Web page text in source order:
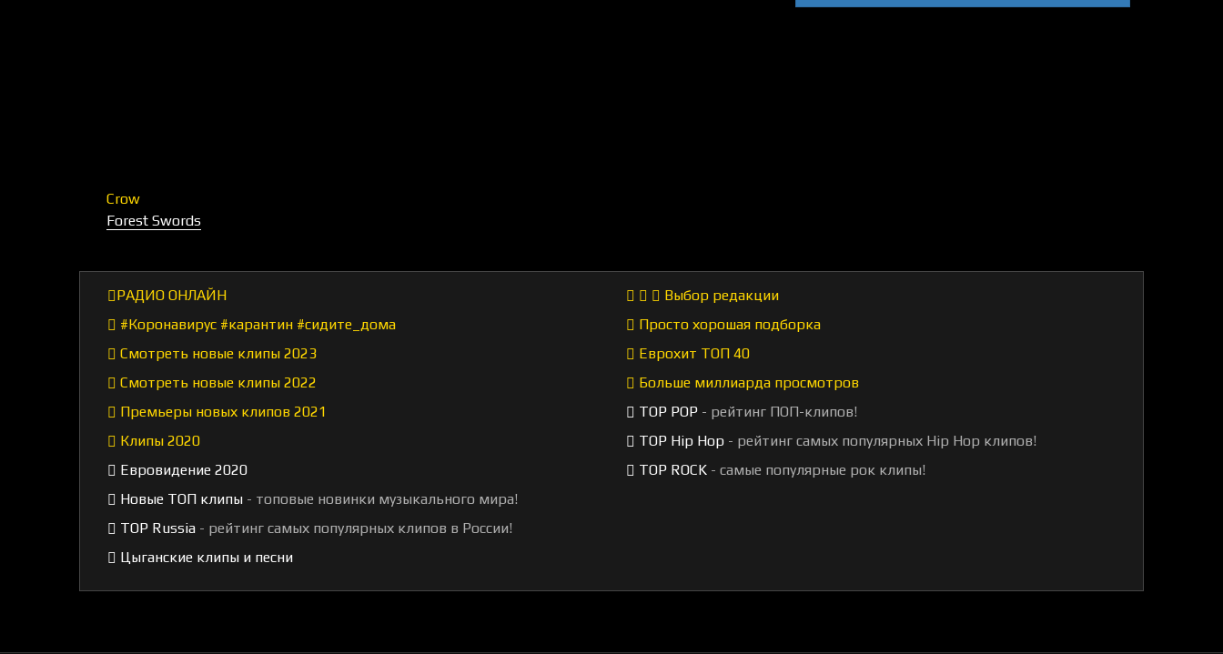
Crow
Forest Swords
РАДИО ОНЛАЙН
#Коронавирус #карантин #сидите_дома
Смотреть новые клипы 2023
Смотреть новые клипы 2022
Премьеры новых клипов 2021
Клипы 2020
Евровидение 2020
Новые ТОП клипы - топовые новинки музыкального мира!
TOP Russia - рейтинг самых популярных клипов в России!
Цыганские клипы и песни
Выбор редакции
Просто хорошая подборка
Еврохит ТОП 40
Больше миллиарда просмотров
TOP POP - рейтинг ПОП-клипов!
TOP Hip Hop - рейтинг самых популярных Hip Hop клипов!
TOP ROCK - самые популярные рок клипы!